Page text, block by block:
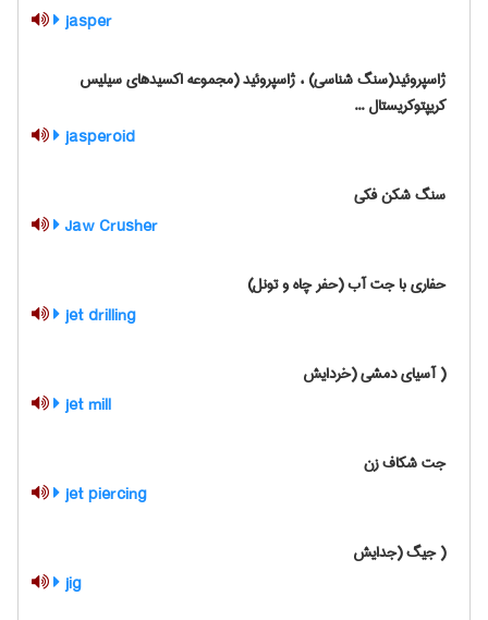
jasper
ژاسپروئید(سنگ شناسی) ، ژاسپروئید (مجموعه اکسیدهای سیلیس
کریپتوکریستال ...
jasperoid
سنگ شکن فکی
Jaw Crusher
حفاری با جت آب (حفر چاه و تونل)
jet drilling
( آسیای دمشی (خردایش
jet mill
جت شکاف زن
jet piercing
( جیگ (جدایش
jig